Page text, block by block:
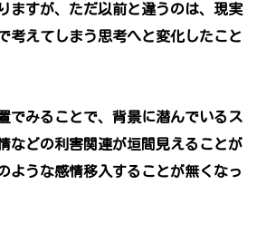
ますが、ただ以前と違うのは、現実
考えてしまう思考へと変化したこと
でみることで、背景に潜んでいるス
などの利害関連が垣間見えることが
ような感情移入することが無くなっ